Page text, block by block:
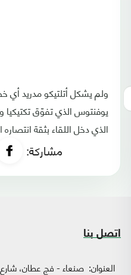
ولم يشكل أتلتيكو مدريد
يوفنتوس الذي تفوّق تكتيكيا
الذي دخل اللقاء بثقة انتصاره
مشاركة:
اتصل بنا
العنوان: صنعاء - فج عطان،